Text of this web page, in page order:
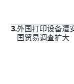
3.外国打印设备
国贸易调查扩大